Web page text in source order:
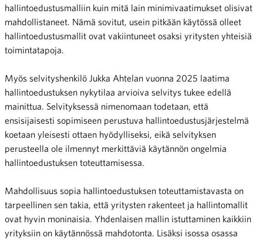
hallintoedustusmalliin kuin mitä lain minimivaatimukset olisivat
mahdollistaneet. Nämä sovitut, usein pitkään käytössä olleet
hallintoedustusmallit ovat vakiintuneet osaksi yritysten yhteisiä
toimintatapoja.
Myös selvityshenkilö Jukka Ahtelan vuonna 2025 laatima
hallintoedustuksen nykytilaa arvioiva selvitys tukee edellä
mainittua. Selvityksessä nimenomaan todetaan, että
ensisijaisesti sopimiseen perustuva hallintoedustusjärjestelmä
koetaan yleisesti ottaen hyödylliseksi, eikä selvityksen
perusteella ole ilmennyt merkittäviä käytännön ongelmia
hallintoedustuksen toteuttamisessa.
Mahdollisuus sopia hallintoedustuksen toteuttamistavasta on
tarpeellinen sen takia, että yritysten rakenteet ja hallintomallit
ovat hyvin moninaisia. Yhdenlaisen mallin istuttaminen kaikkiin
yrityksiin on käytännössä mahdotonta. Lisäksi isossa osassa